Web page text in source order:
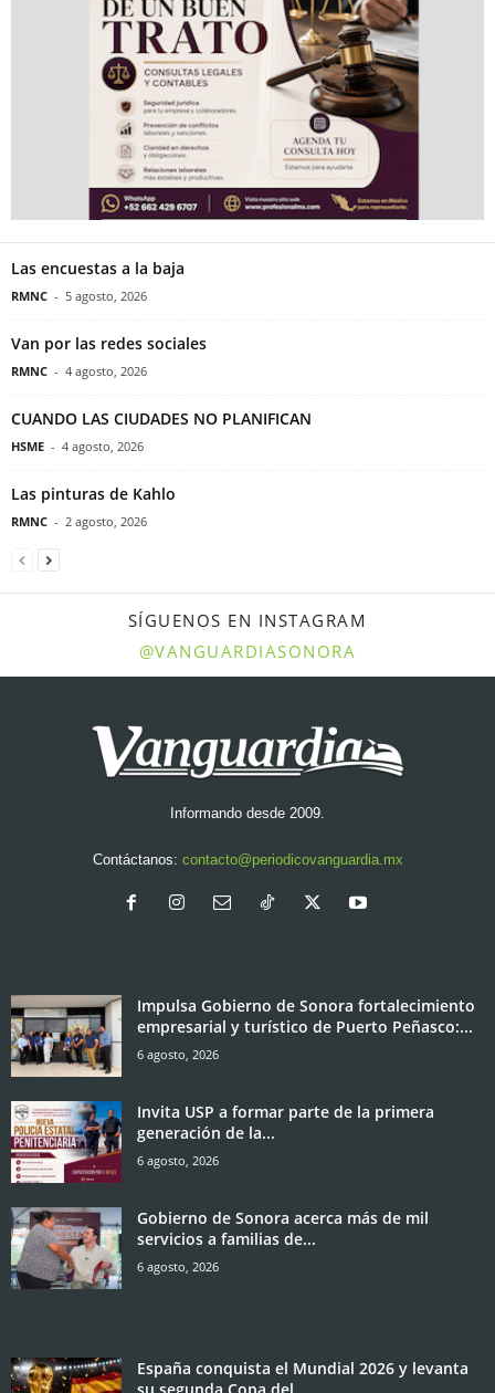
Las encuestas a la baja
RMNC - 5 agosto, 2026
Van por las redes sociales
RMNC - 4 agosto, 2026
CUANDO LAS CIUDADES NO PLANIFICAN
HSME - 4 agosto, 2026
Las pinturas de Kahlo
RMNC - 2 agosto, 2026
SÍGUENOS EN INSTAGRAM
@VANGUARDIASONORA
Informando desde 2009.
Contáctanos: contacto@periodicovanguardia.mx
Impulsa Gobierno de Sonora fortalecimiento
empresarial y turístico de Puerto Peñasco:...
6 agosto, 2026
Invita USP a formar parte de la primera
generación de la...
6 agosto, 2026
Gobierno de Sonora acerca más de mil
servicios a familias de...
6 agosto, 2026
España conquista el Mundial 2026 y levanta
su segunda Copa del...